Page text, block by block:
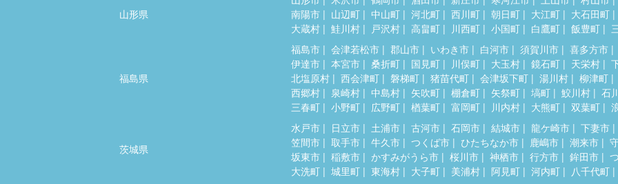
山形県
南陽市
山辺町 中山町 河北町 西川町 朝日町 大江町
大石田町
大蔵村
鮭川村 戸沢村 高畠町 川西町 小国町 白鷹町 飯豊町
福島県
福島市 会津若松市 郡山市 いわき市 白河市 須賀川市
喜多方市
伊達市
本宮市 桑折町 国見町 川俣町 大玉村 鏡石町 天栄村
北塩原村
西会津町 磐梯町 猪苗代町 会津坂下町 湯川村
柳津町
西郷村
泉崎村 中島村 矢吹町 棚倉町 矢祭町 塙町 鮫川村
石
三春町
小野町 広野町 楢葉町 富岡町 川内村 大熊町 双葉町
茨城県
水戸市 日立市 土浦市 古河市 石岡市 結城市 龍ケ崎市
下妻市
笠間市
取手市 牛久市 つくば市 ひたちなか市 鹿嶋市 潮来市
坂東市
稲敷市 かすみがうら市 桜川市 神栖市 行方市 鉾田市
大洗町
城里町 東海村 大子町 美浦村 阿見町 河内町 八千代町